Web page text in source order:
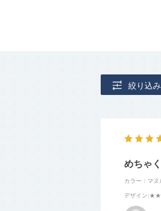
絞り込み
めちゃ
カラー：マヌ
デザイン